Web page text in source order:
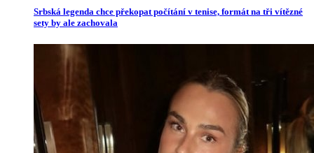
Srbská legenda chce překopat počítání v tenise, formát na tři vítězné
sety by ale zachovala